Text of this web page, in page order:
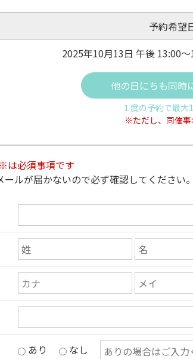
予約希望
2025年10月13日 午後13:00～
他の日にちも同時
１度の予約で最大
※ただし、同催事
※は必須事項です
ルが届かないので必ず確認してください。
あり なし